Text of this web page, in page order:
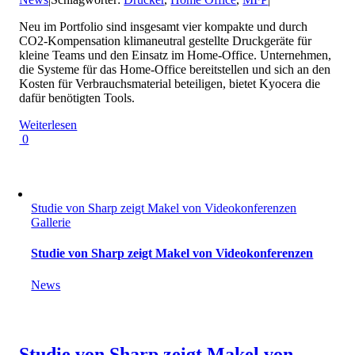
Neu im Portfolio sind insgesamt vier kompakte und durch
CO2-Kompensation klimaneutral gestellte Druckgeräte für
kleine Teams und den Einsatz im Home-Office. Unternehmen,
die Systeme für das Home-Office bereitstellen und sich an den
Kosten für Verbrauchsmaterial beteiligen, bietet Kyocera die
dafür benötigten Tools.
Weiterlesen
0
Studie von Sharp zeigt Makel von Videokonferenzen
Gallerie
Studie von Sharp zeigt Makel von Videokonferenzen
News